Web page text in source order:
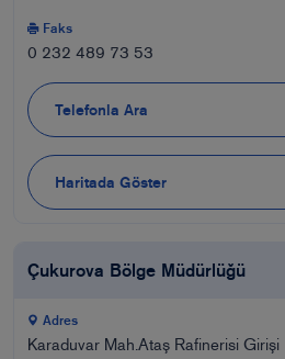
Faks
0 232 489 73 53
Telefonla Ara
Haritada Göster
Çukurova Bölge Müdürlüğü
Adres
Karaduvar Mah.Ataş Rafinerisi